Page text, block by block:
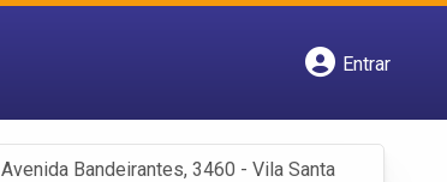
Entrar
Avenida Bandeirantes, 3460 - Vila Santa